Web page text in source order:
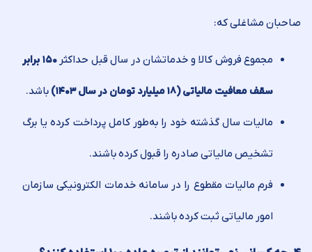
صاحبان مشاغلی که:
مجموع فروش کالا و خدماتشان در سال قبل حداکثر ۱۵۰ برابر
سقف معافیت مالیاتی (۱۸ میلیارد تومان در سال ۱۴۰۳) باشد.
مالیات سال گذشته خود را به‌طور کامل پرداخت کرده یا برگ
تشخیص مالیاتی صادره را قبول کرده باشند.
فرم مالیات مقطوع را در سامانه خدمات الکترونیکی سازمان
امور مالیاتی ثبت کرده باشند.